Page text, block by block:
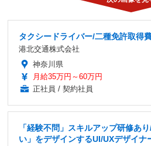
タクシードライバー/二種免許取得
港北交通株式会社
神奈川県
月給35万円～60万円
正社員 / 契約社員
「経験不問」スキルアップ研修あ
い」をデザインするUI/UXデザイナ